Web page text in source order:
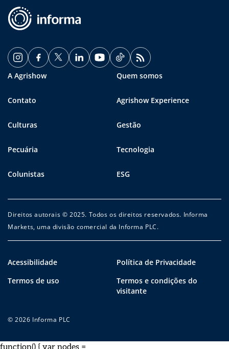
A Agrishow Quem somos
Contato Agrishow Experience
Culturas Gestão
Pecuária Tecnologia
Colunistas ESG
Direitos autorais © 2025. Todos os direitos reservados. Informa
Markets, uma divisão comercial da Informa PLC.
Acessibilidade
Política de Privacidade
Termos de uso
Termos e condições do
visitante
© 2026 Informa PLC